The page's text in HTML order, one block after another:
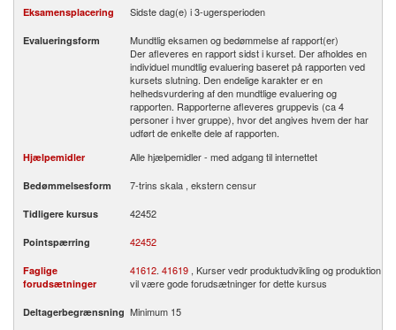
Eksamensplacering Sidste dag(e) i 3-ugersperioden
Evalueringsform
Mundtlig eksamen og bedømmelse af rapport(er)
Der afleveres en rapport sidst i kurset. Der afholdes en
individuel mundtlig evaluering baseret på rapporten ved
kursets slutning. Den endelige karakter er en
helhedsvurdering af den mundtlige evaluering og
rapporten. Rapporterne afleveres gruppevis (ca 4
personer i hver gruppe), hvor det angives hvem der har
udført de enkelte dele af rapporten.
Hjælpemidler Alle hjælpemidler - med adgang til internettet
Bedømmelsesform 7-trins skala , ekstern censur
Tidligere kursus 42452
Pointspærring 42452
Faglige
forudsætninger
41612. 41619 , Kurser vedr produktudvikling og produktion
vil være gode forudsætninger for dette kursus
Deltagerbegrænsning Minimum 15